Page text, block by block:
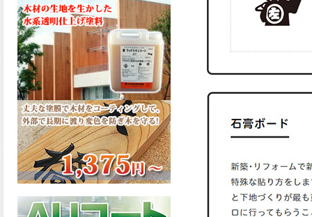
2026.03.04
長年ご愛顧いただいている
「ラッカー塗料」に抗ウイル
ス機能を追加しバージョンア
ップ、UAV-78700 クリヤーラ
ッカー・ハイフラットが新し
く販売開始致しました。ご購
入はこちらから。
2026.03.03
木の素材感はそのまま活か
し、汚れや日焼け・黄ばみを
防ぐことができる、白木肌2が
新しく販売開始致しました。
2026.03.03